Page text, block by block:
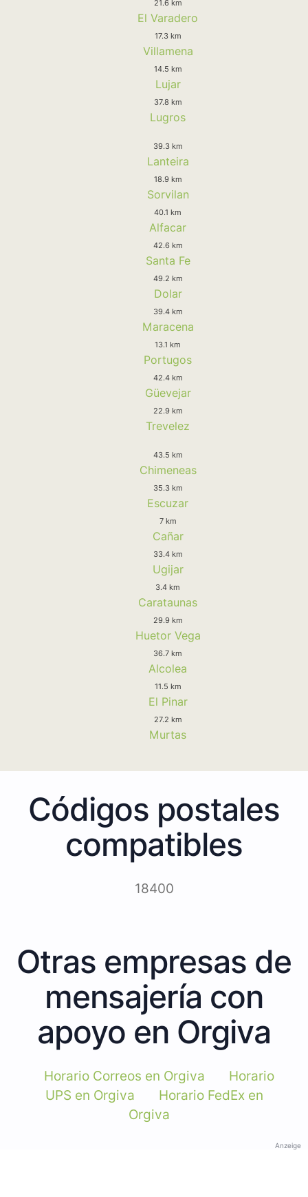
21.6 km
El Varadero
17.3 km
Villamena
14.5 km
Lujar
37.8 km
Lugros
39.3 km
Lanteira
18.9 km
Sorvilan
40.1 km
Alfacar
42.6 km
Santa Fe
49.2 km
Dolar
39.4 km
Maracena
13.1 km
Portugos
42.4 km
Güevejar
22.9 km
Trevelez
43.5 km
Chimeneas
35.3 km
Escuzar
7 km
Cañar
33.4 km
Ugijar
3.4 km
Carataunas
29.9 km
Huetor Vega
36.7 km
Alcolea
11.5 km
El Pinar
27.2 km
Murtas
Códigos postales
compatibles
18400
Otras empresas de
mensajería con
apoyo en Orgiva
Horario Correos en Orgiva
Horario
UPS en Orgiva
Horario FedEx en
Orgiva
Anzeige